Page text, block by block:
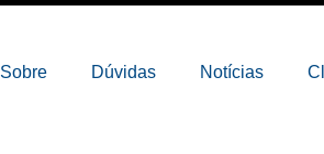
Sobre Dúvidas Notícias